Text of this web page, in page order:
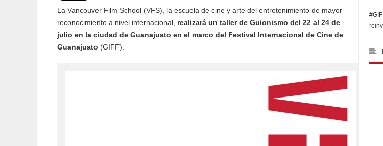
La Vancouver Film School (VFS), la escuela de cine y arte del entretenimiento de mayor
reconocimiento a nivel internacional, realizará un taller de Guionismo del 22 al 24 de
julio en la ciudad de Guanajuato en el marco del Festival Internacional de Cine de
Guanajuato (GIFF).